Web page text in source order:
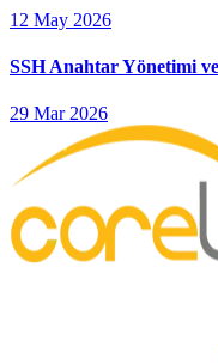
12 May 2026
SSH Anahtar Yönetimi
29 Mar 2026